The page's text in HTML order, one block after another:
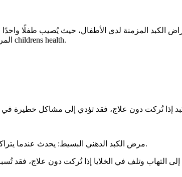
الكبد المزمنة لدى الأطفال، حيث يُصيب طفلًا
المرض في ازدياد مستمر، إذ تضاعف أكثر من مرتين خلال العشرين عامًا الماضية، وفقاً لموقع childrens health.
-مرض الكبد الدهني البسيط: يحدث عندما يتراكم لدى الطفل دهون زائدة (ثلاثي الجليسريد) في الكبد، دون وجود التهاب أو تلف في الخلايا.